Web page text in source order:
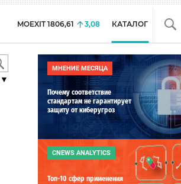
MOEXIT 1806,61 3,08 КАТАЛОГ
МНЕНИЕ МЕСЯЦА
Почему соответствие
стандартам не гарантирует
защиту от киберугроз
CNEWS ANALYTICS
Топ-10 сфер применения